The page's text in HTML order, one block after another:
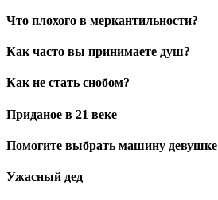
Что плохого в меркантильности?
Как часто вы принимаете душ?
Как не стать снобом?
Приданое в 21 веке
Помогите выбрать машину девушке
Ужасный дед